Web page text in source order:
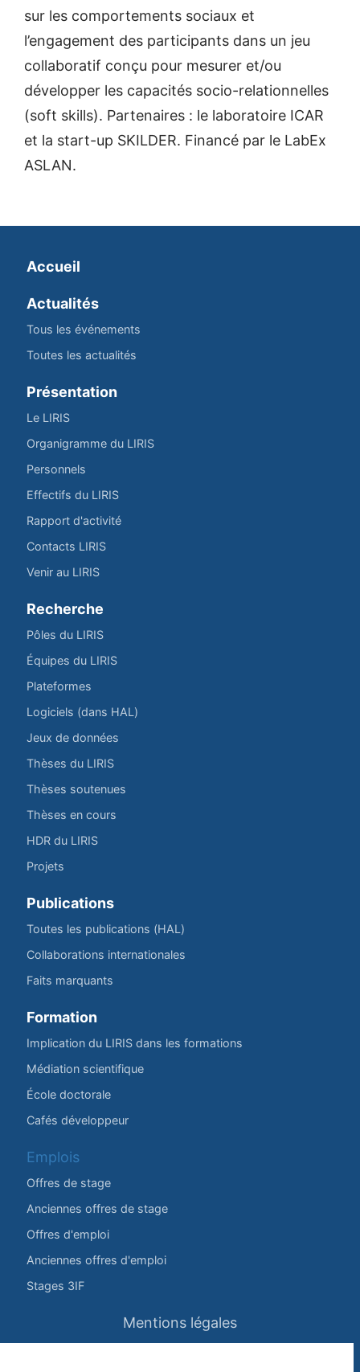
sur les comportements sociaux et
l’engagement des participants dans un jeu
collaboratif conçu pour mesurer et/ou
développer les capacités socio-relationnelles
(soft skills). Partenaires : le laboratoire ICAR
et la start-up SKILDER. Financé par le LabEx
ASLAN.
Accueil
Actualités
Tous les événements
Toutes les actualités
Présentation
Le LIRIS
Organigramme du LIRIS
Personnels
Effectifs du LIRIS
Rapport d'activité
Contacts LIRIS
Venir au LIRIS
Recherche
Pôles du LIRIS
Équipes du LIRIS
Plateformes
Logiciels (dans HAL)
Jeux de données
Thèses du LIRIS
Thèses soutenues
Thèses en cours
HDR du LIRIS
Projets
Publications
Toutes les publications (HAL)
Collaborations internationales
Faits marquants
Formation
Implication du LIRIS dans les formations
Médiation scientifique
École doctorale
Cafés développeur
Emplois
Offres de stage
Anciennes offres de stage
Offres d'emploi
Anciennes offres d'emploi
Stages 3IF
Mentions légales